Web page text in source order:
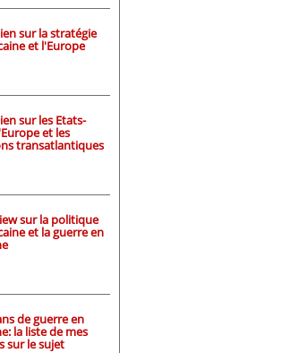
sur la stratégie
et l'Europe
sur les Etats-
et les
transatlantiques
sur la politique
et la guerre en
de guerre en
la liste de mes
sur le sujet